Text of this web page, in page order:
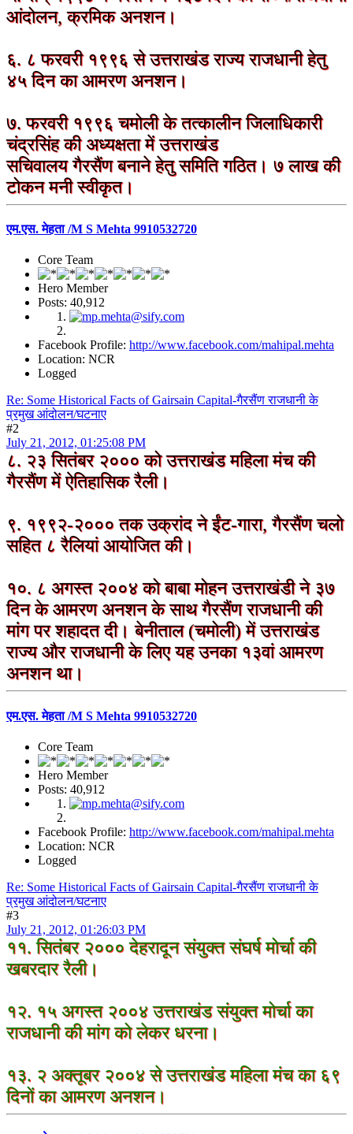
आंदोलन, क्रमिक अनशन।
६. ८ फरवरी १९९६ से उत्तराखंड राज्य राजधानी हेतु
४५ दिन का आमरण अनशन।
७. फरवरी १९९६ चमोली के तत्कालीन जिलाधिकारी
चंद्रसिंह की अध्यक्षता में उत्तराखंड
सचिवालय गैरसैंण बनाने हेतु समिति गठित। ७ लाख की
टोकन मनी स्वीकृत।
एम.एस. मेहता /M S Mehta 9910532720
Core Team
Hero Member
Posts: 40,912
Facebook Profile: http://www.facebook.com/mahipal.mehta
Location: NCR
Logged
Re: Some Historical Facts of Gairsain Capital-गैरसैंण राजधानी के
प्रमुख आंदोलन/घटनाए
#2
July 21, 2012, 01:25:08 PM
८. २३ सितंबर २००० को उत्तराखंड महिला मंच की
गैरसैंण में ऐतिहासिक रैली।
९. १९९२-२००० तक उक्रांद ने ईंट-गारा, गैरसैंण चलो
सहित ८ रैलियां आयोजित की।
१०. ८ अगस्त २००४ को बाबा मोहन उत्तराखंडी ने ३७
दिन के आमरण अनशन के साथ गैरसैंण राजधानी की
मांग पर शहादत दी। बेनीताल (चमोली) में उत्तराखंड
राज्य और राजधानी के लिए यह उनका १३वां आमरण
अनशन था।
एम.एस. मेहता /M S Mehta 9910532720
Core Team
Hero Member
Posts: 40,912
Facebook Profile: http://www.facebook.com/mahipal.mehta
Location: NCR
Logged
Re: Some Historical Facts of Gairsain Capital-गैरसैंण राजधानी के
प्रमुख आंदोलन/घटनाए
#3
July 21, 2012, 01:26:03 PM
११. सितंबर २००० देहरादून संयुक्त संघर्ष मोर्चा की
खबरदार रैली।
१२. १५ अगस्त २००४ उत्तराखंड संयुक्त मोर्चा का
राजधानी की मांग को लेकर धरना।
१३. २ अक्तूबर २००४ से उत्तराखंड महिला मंच का ६९
दिनों का आमरण अनशन।